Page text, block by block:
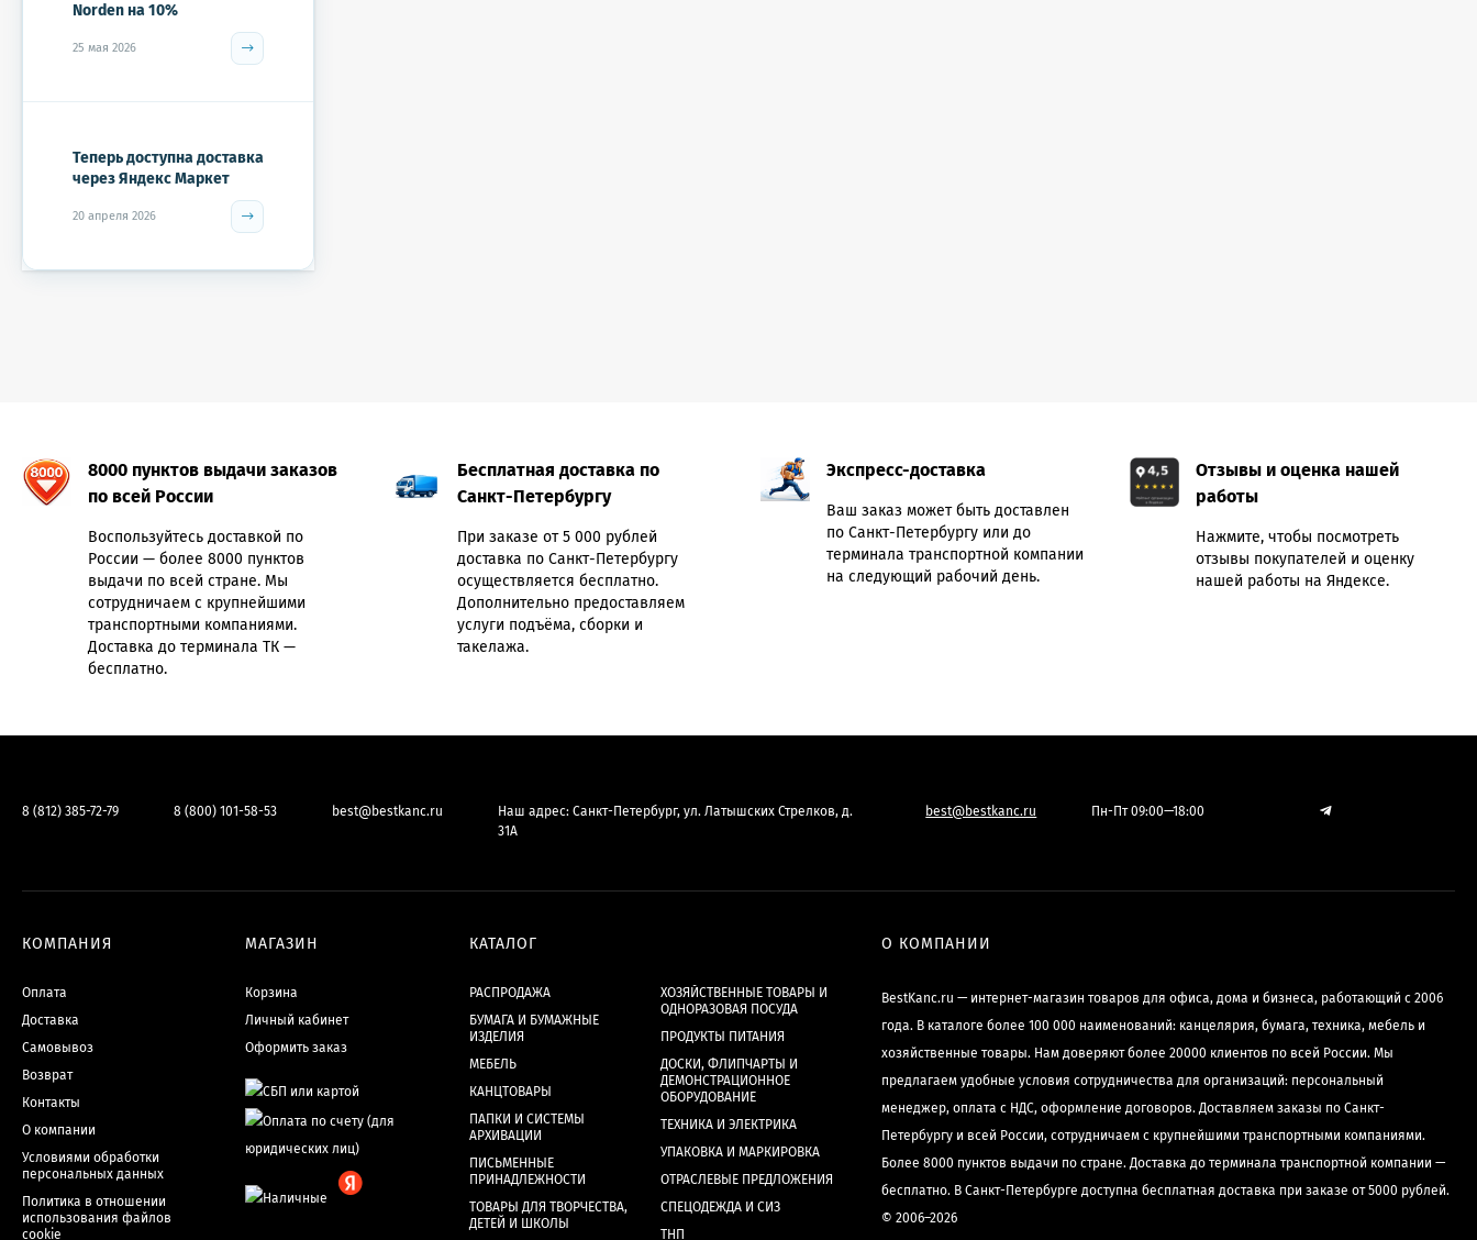
Norden на 10%
25 мая 2026
Теперь доступна доставка
через Яндекс Маркет
20 апреля 2026
8000 пунктов выдачи заказов
по всей России
Воспользуйтесь доставкой по
России — более 8000 пунктов
выдачи по всей стране. Мы
сотрудничаем с крупнейшими
транспортными компаниями.
Доставка до терминала ТК —
бесплатно.
Бесплатная доставка по
Санкт-Петербургу
При заказе от 5 000 рублей
доставка по Санкт-Петербургу
осуществляется бесплатно.
Дополнительно предоставляем
услуги подъёма, сборки и
такелажа.
Экспресс-доставка
Ваш заказ может быть доставлен
по Санкт-Петербургу или до
терминала транспортной компании
на следующий рабочий день.
Отзывы и оценка нашей
работы
Нажмите, чтобы посмотреть
отзывы покупателей и оценку
нашей работы на Яндексе.
8 (812) 385-72-79 8 (800) 101-58-53 best@bestkanc.ru
Наш адрес: Санкт-Петербург, ул. Латышских Стрелков, д.
31А
best@bestkanc.ru Пн-Пт 09:00—18:00
КОМПАНИЯ
Оплата
Доставка
Самовывоз
Возврат
Контакты
О компании
Условиями обработки
персональных данных
Политика в отношении
использования файлов
cookie
МАГАЗИН
Корзина
Личный кабинет
Оформить заказ
КАТАЛОГ
РАСПРОДАЖА
БУМАГА И БУМАЖНЫЕ
ИЗДЕЛИЯ
МЕБЕЛЬ
КАНЦТОВАРЫ
ПАПКИ И СИСТЕМЫ
АРХИВАЦИИ
ПИСЬМЕННЫЕ
ПРИНАДЛЕЖНОСТИ
ТОВАРЫ ДЛЯ ТВОРЧЕСТВА,
ДЕТЕЙ И ШКОЛЫ
ХОЗЯЙСТВЕННЫЕ ТОВАРЫ И
ОДНОРАЗОВАЯ ПОСУДА
ПРОДУКТЫ ПИТАНИЯ
ДОСКИ, ФЛИПЧАРТЫ И
ДЕМОНСТРАЦИОННОЕ
ОБОРУДОВАНИЕ
ТЕХНИКА И ЭЛЕКТРИКА
УПАКОВКА И МАРКИРОВКА
ОТРАСЛЕВЫЕ ПРЕДЛОЖЕНИЯ
СПЕЦОДЕЖДА И СИЗ
ТНП
О КОМПАНИИ
BestKanc.ru — интернет-магазин товаров для офиса, дома и бизнеса, работающий с 2006
года. В каталоге более 100 000 наименований: канцелярия, бумага, техника, мебель и
хозяйственные товары. Нам доверяют более 20000 клиентов по всей России. Мы
предлагаем удобные условия сотрудничества для организаций: персональный
менеджер, оплата с НДС, оформление договоров. Доставляем заказы по Санкт-
Петербургу и всей России, сотрудничаем с крупнейшими транспортными компаниями.
Более 8000 пунктов выдачи по стране. Доставка до терминала транспортной компании —
бесплатно. В Санкт-Петербурге доступна бесплатная доставка при заказе от 5000 рублей.
© 2006–2026